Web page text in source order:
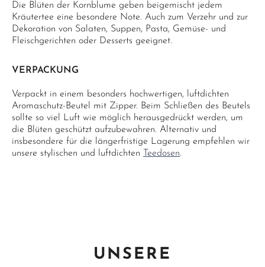
Die Blüten der Kornblume geben beigemischt jedem
Kräutertee eine besondere Note. Auch zum Verzehr und zur
Dekoration von Salaten, Suppen, Pasta, Gemüse- und
Fleischgerichten oder Desserts geeignet.
VERPACKUNG
Verpackt in einem besonders hochwertigen, luftdichten
Aromaschutz-Beutel mit Zipper. Beim Schließen des Beutels
sollte so viel Luft wie möglich herausgedrückt werden, um
die Blüten geschützt aufzubewahren. Alternativ und
insbesondere für die längerfristige Lagerung empfehlen wir
unsere stylischen und luftdichten
Teedosen.
UNSERE